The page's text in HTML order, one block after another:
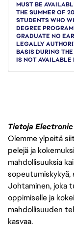
MUST BE
THE SUMMER OF
STUDENTS WHO
DEGREE
GRADUATE NO
LEGALLY
BASIS DURING
IS NOT AVAILABLE
Tietoja
Olemme ylpeitä
pelejä ja
mahdollisuuksia
Johtaminen, joka
oppimiselle ja
mahdollisuuden
kasvaa.